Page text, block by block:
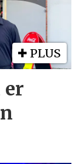
PLUS
er